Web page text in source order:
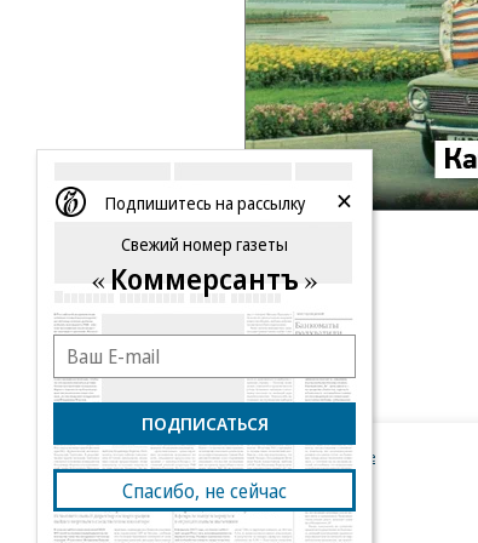
Новости компаний Все
07.08.2026
STONE
Подпишитесь на рассылку
Свежий номер газеты
Коммерсантъ
ПОДПИСАТЬСЯ
Спасибо, не сейчас